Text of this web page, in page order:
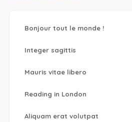
Bonjour tout le monde !
Integer sagittis
Mauris vitae libero
Reading in London
Aliquam erat volutpat